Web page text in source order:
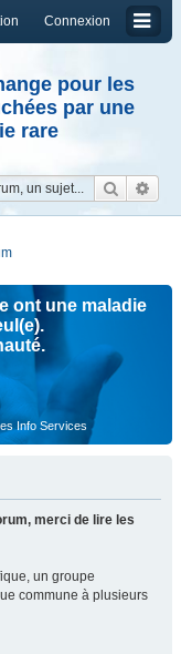
Connexion
pour les
par une
rare
ont une maladie
Info Services
merci de lire les
un groupe
commune à plusieurs